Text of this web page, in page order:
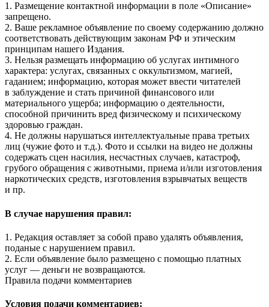
1. Размещение контактной информации в поле «Описание»
запрещено.
2. Ваше рекламное объявление по своему содержанию должно
соответствовать действующим законам РФ и этическим
принципам нашего Издания.
3. Нельзя размещать информацию об услугах интимного
характера: услугах, связанных с оккультизмом, магией,
гаданием; информацию, которая может ввести читателей
в заблуждение и стать причиной финансового или
материального ущерба; информацию о деятельности,
способной причинить вред физическому и психическому
здоровью граждан.
4. Не должны нарушаться интеллектуальные права третьих
лиц (чужие фото и т.д.). Фото и ссылки на видео не должны
содержать сцен насилия, несчастных случаев, катастроф,
грубого обращения с животными, приема и/или изготовления
наркотических средств, изготовления взрывчатых веществ
и пр.
В случае нарушения правил:
1. Редакция оставляет за собой право удалять объявления,
поданые с нарушением правил.
2. Если объявление было размещено с помощью платных
услуг — деньги не возвращаются.
Правила подачи комментариев
Условия подачи комментариев: